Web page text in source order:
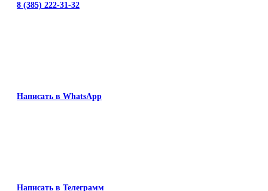
8 (385) 222-31-32
Написать в WhatsApp
Написать в Телеграмм